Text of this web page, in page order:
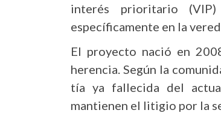
interés prioritario
específicamente en la
El proyecto nació en
herencia. Según la
tía ya fallecida del
mantienen el litigio por la